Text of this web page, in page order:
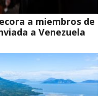
a miembros de
a Venezuela